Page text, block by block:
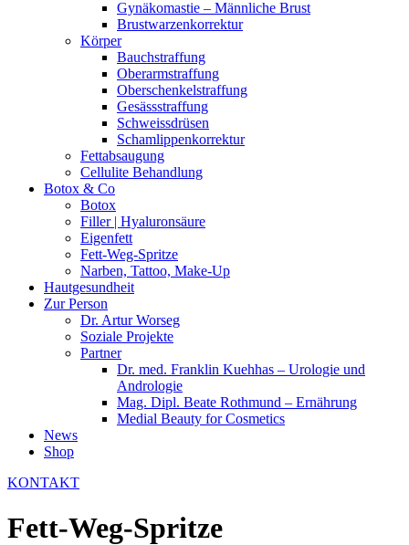
Gynäkomastie – Männliche Brust
Brustwarzenkorrektur
Körper
Bauchstraffung
Oberarmstraffung
Oberschenkelstraffung
Gesässstraffung
Schweissdrüsen
Schamlippenkorrektur
Fettabsaugung
Cellulite Behandlung
Botox & Co
Botox
Filler | Hyaluronsäure
Eigenfett
Fett-Weg-Spritze
Narben, Tattoo, Make-Up
Hautgesundheit
Zur Person
Dr. Artur Worseg
Soziale Projekte
Partner
Dr. med. Franklin Kuehhas – Urologie und
Andrologie
Mag. Dipl. Beate Rothmund – Ernährung
Medial Beauty for Cosmetics
News
Shop
KONTAKT
Fett-Weg-Spritze